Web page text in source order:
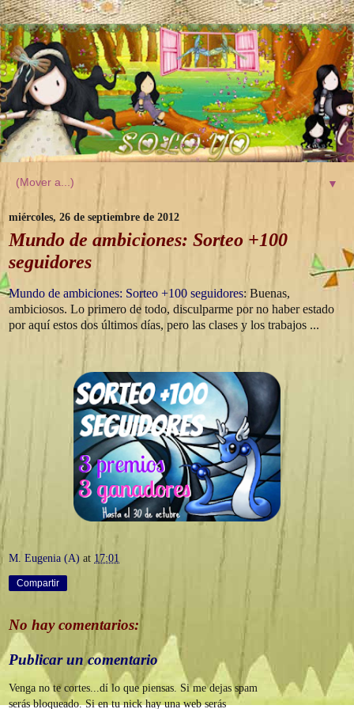
▼
miércoles, 26 de septiembre de 2012
Mundo de ambiciones: Sorteo +100
seguidores
Mundo de ambiciones: Sorteo +100 seguidores: Buenas,
ambiciosos. Lo primero de todo, disculparme por no haber estado
por aquí estos dos últimos días, pero las clases y los trabajos ...
M. Eugenia (A) at 17:01
Compartir
No hay comentarios:
Publicar un comentario
Venga no te cortes...dí lo que piensas. Si me dejas spam
serás bloqueado. Si en tu nick hay una web serás